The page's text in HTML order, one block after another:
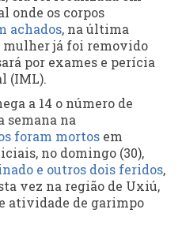
onde os corpos
achados, na última
mulher já foi removido
por exames e perícia
(IML).
a 14 o número de
semana na
foram mortos em
no domingo (30),
e outros dois feridos,
vez na região de Uxiú,
atividade de garimpo